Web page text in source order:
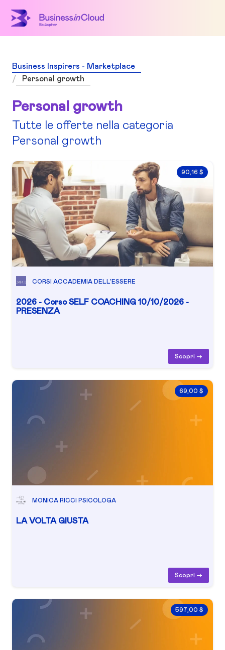
Business Inspirers - Marketplace
Personal growth
Personal growth
Tutte le offerte nella categoria
Personal growth
90,16 $
CORSI ACCADEMIA DELL'ESSERE
2026 - Corso SELF COACHING 10/10/2026 -
PRESENZA
Scopri ->
69,00 $
MONICA RICCI PSICOLOGA
LA VOLTA GIUSTA
Scopri ->
597,00 $